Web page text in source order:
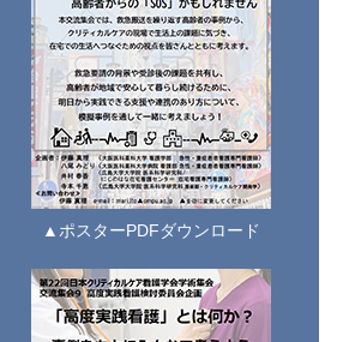
▲ポスターPDFダウンロード